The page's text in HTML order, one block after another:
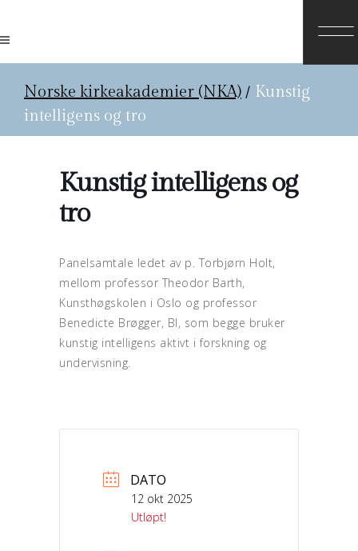
Norske kirkeakademier (NKA) / Kunstig
intelligens og tro
Kunstig intelligens og
tro
Panelsamtale ledet av p. Torbjørn Holt,
mellom professor Theodor Barth,
Kunsthøgskolen i Oslo og professor
Benedicte Brøgger, BI, som begge bruker
kunstig intelligens aktivt i forskning og
undervisning.
DATO
12 okt 2025
Utløpt!